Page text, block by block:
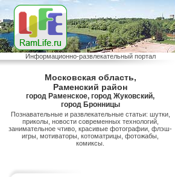
Информационно-развлекательный портал
Московская область,
Раменский район
город Раменское, город Жуковский,
город Бронницы
Познавательные и развлекательные статьи: шутки,
приколы, новости современных технологий,
занимательное чтиво, красивые фотографии, флэш-
игры, мотиваторы, котоматрицы, фотожабы,
комиксы.